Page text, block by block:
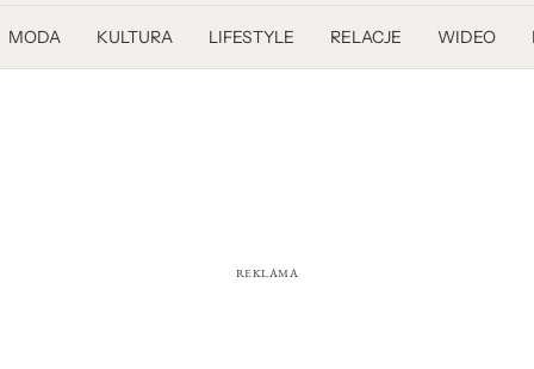
MODA KULTURA LIFESTYLE RELACJE WIDEO